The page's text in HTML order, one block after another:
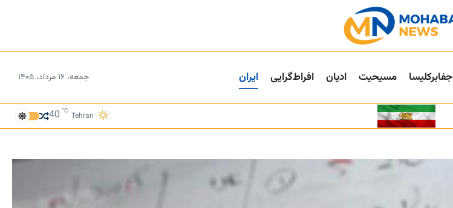
جفا‌بر‌کلیسا مسیحیت ادیان افراط‌گرایی ایران جمعه، ۱۶ مرداد، ۱۴۰۵
Tehran
40 °C